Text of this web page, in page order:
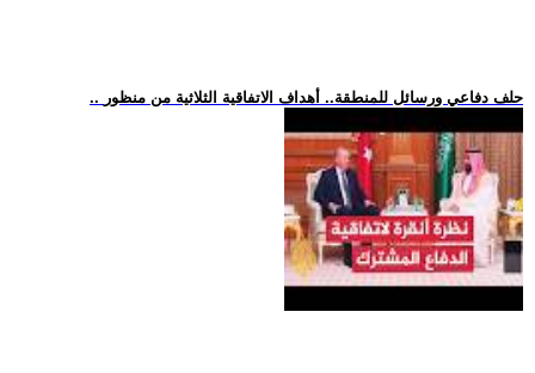
.. حلف دفاعي ورسائل للمنطقة.. أهداف الاتفاقية الثلاثية من منظور